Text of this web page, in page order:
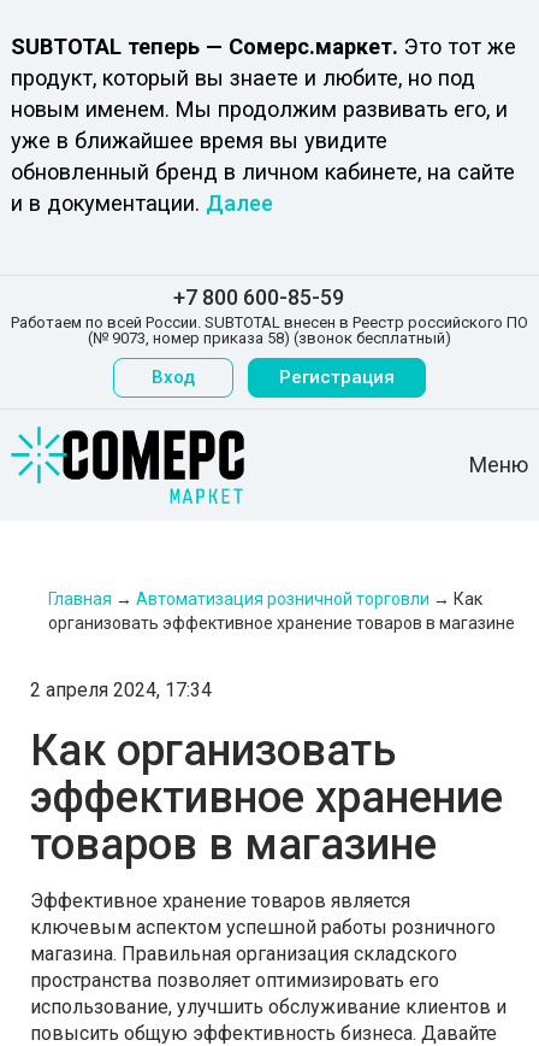
SUBTOTAL теперь — Сомерс.маркет. Это тот же
продукт, который вы знаете и любите, но под
новым именем. Мы продолжим развивать его, и
уже в ближайшее время вы увидите
обновленный бренд в личном кабинете, на сайте
и в документации. Далее
+7 800 600-85-59
Работаем по всей России. SUBTOTAL внесен в Реестр российского ПО
(№ 9073, номер приказа 58) (звонок бесплатный)
Вход Регистрация
Меню
Главная → Автоматизация розничной торговли → Как
организовать эффективное хранение товаров в магазине
2 апреля 2024, 17:34
Как организовать
эффективное хранение
товаров в магазине
Эффективное хранение товаров является
ключевым аспектом успешной работы розничного
магазина. Правильная организация складского
пространства позволяет оптимизировать его
использование, улучшить обслуживание клиентов и
повысить общую эффективность бизнеса. Давайте